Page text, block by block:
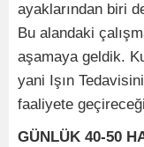
ayaklarından biri
Bu alandaki
aşamaya geldik.
yani Işın
faaliyete
GÜNLÜK 40-50